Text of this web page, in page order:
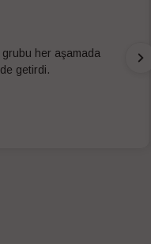
her aşamada
getirdi.